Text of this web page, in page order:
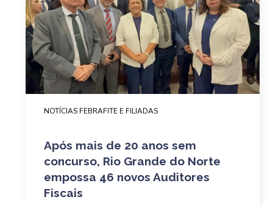
NOTÍCIAS FEBRAFITE E FILIADAS
Após mais de 20 anos sem
concurso, Rio Grande do Norte
empossa 46 novos Auditores
Fiscais